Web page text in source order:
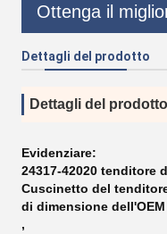
Ottenga il
Dettagli del prodotto
Dettagli del prodotto
Evidenziare:
24317-42020 tenditore
Cuscinetto del
di dimensione dell'OEM
,